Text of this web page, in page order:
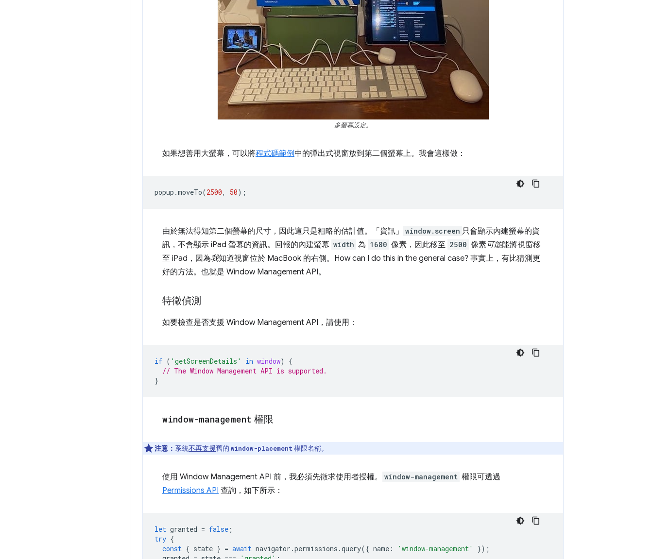
多螢幕設定。
如果想善用大螢幕，可以將程式碼範例中的彈出式視窗放到第二個螢幕上。我會這樣做：
popup .moveTo(2500, 50);
由於無法得知第二個螢幕的尺寸，因此這只是粗略的估計值。「資訊」 window.screen 只會顯示內建螢幕的資
訊，不會顯示 iPad 螢幕的資訊。回報的內建螢幕 width 為 1680 像素，因此移至 2500 像素可能能將視窗移
至 iPad，因為我知道視窗位於 MacBook 的右側。How can I do this in the general case? 事實上，有比猜測更
好的方法。也就是 Window Management API。
特徵偵測
如要檢查是否支援 Window Management API，請使用：
if ( 'getScreenDetails' in window)
{
// The Window Management API is supported.
}
window-management 權限
注意： 系統不再支援舊的 window-placement 權限名稱。
使用 Window Management API 前，我必須先徵求使用者授權。 window-management 權限可透過
Permissions API 查詢，如下所示：
let granted = false ;
try {
const { state } = await navigator .permissions .query({ name : 'window-management'
});